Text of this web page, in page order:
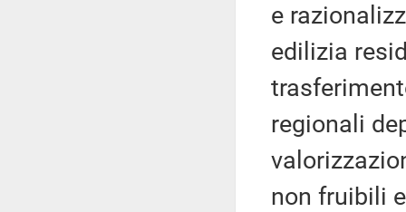
e
edilizia
regionali
non fruibili